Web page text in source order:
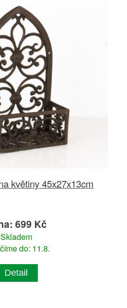
květiny 45x27x13cm
699 Kč
Skladem
do: 11.8.
Detail